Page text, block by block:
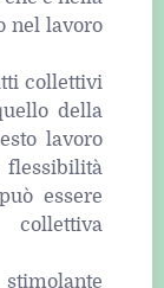
nel lavoro
collettivi
della
lavoro
essere
collettiva